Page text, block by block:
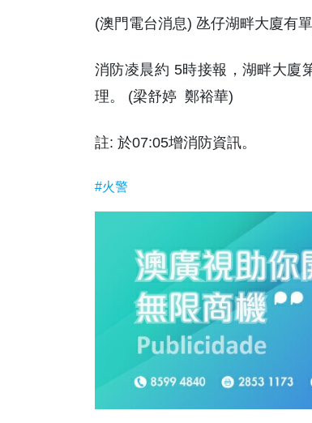
(澳門電台消息) 氹仔湖畔大廈有
消防凌晨約 5時接報，湖畔大廈
理。 (梁舒婷 鄭裕華)
註: 於07:05增消防資訊。
#火警